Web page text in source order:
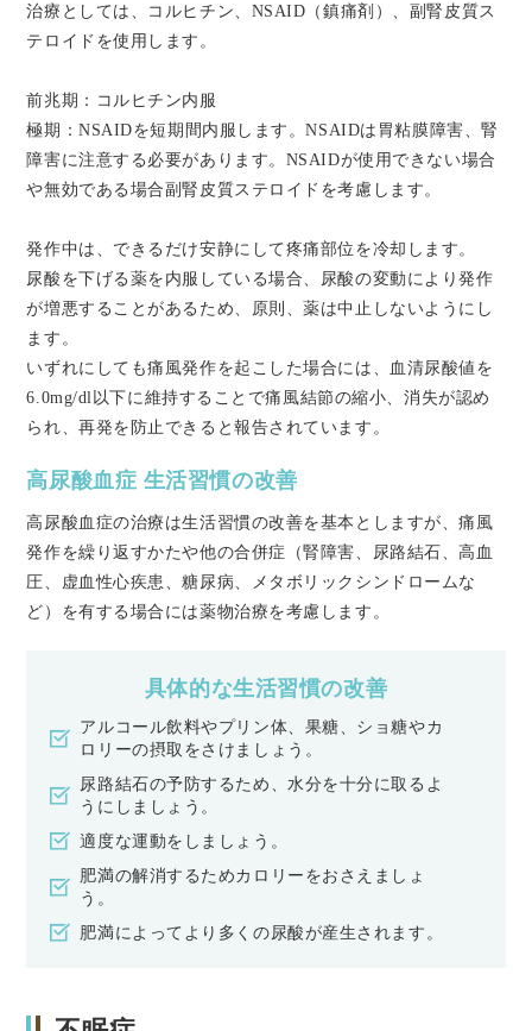
治療としては、コルヒチン、NSAID（鎮痛剤）、副腎皮質ス
テロイドを使用します。
前兆期：コルヒチン内服
極期：NSAIDを短期間内服します。NSAIDは胃粘膜障害、腎
障害に注意する必要があります。NSAIDが使用できない場合
や無効である場合副腎皮質ステロイドを考慮します。
発作中は、できるだけ安静にして疼痛部位を冷却します。
尿酸を下げる薬を内服している場合、尿酸の変動により発作
が増悪することがあるため、原則、薬は中止しないようにし
ます。
いずれにしても痛風発作を起こした場合には、血清尿酸値を
6.0mg/dl以下に維持することで痛風結節の縮小、消失が認め
られ、再発を防止できると報告されています。
高尿酸血症 生活習慣の改善
高尿酸血症の治療は生活習慣の改善を基本としますが、痛風
発作を繰り返すかたや他の合併症（腎障害、尿路結石、高血
圧、虚血性心疾患、糖尿病、メタボリックシンドロームな
ど）を有する場合には薬物治療を考慮します。
具体的な生活習慣の改善
アルコール飲料やプリン体、果糖、ショ糖やカ
ロリーの摂取をさけましょう。
尿路結石の予防するため、水分を十分に取るよ
うにしましょう。
適度な運動をしましょう。
肥満の解消するためカロリーをおさえましょ
う。
肥満によってより多くの尿酸が産生されます。